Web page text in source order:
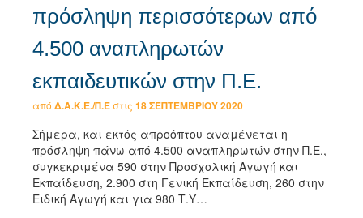
πρόσληψη περισσότερων από
4.500 αναπληρωτών
εκπαιδευτικών στην Π.Ε.
από Δ.Α.Κ.Ε./Π.Εστις 18 ΣΕΠΤΕΜΒΡΊΟΥ 2020
Σήμερα, και εκτός απροόπτου αναμένεται η
πρόσληψη πάνω από 4.500 αναπληρωτών στην Π.Ε.,
συγκεκριμένα 590 στην Προσχολική Αγωγή και
Εκπαίδευση, 2.900 στη Γενική Εκπαίδευση, 260 στην
Ειδική Αγωγή και για 980 Τ.Υ…